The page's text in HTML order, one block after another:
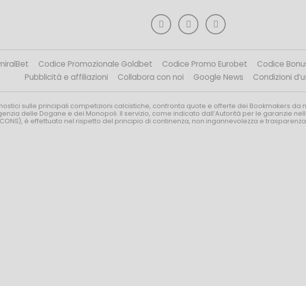
Codice Promozionale Goldbet Codice Promo Eurobet Codice
Pubblicità e affiliazioni
Collabora con noi Google News Condizioni
sulle principali competizioni calcistiche, confronta quote e offerte dei Bookmakers da
delle Dogane e dei Monopoli. Il servizio, come indicato dall’Autorità per le garanzie
è effettuato nel rispetto del principio di continenza, non ingannevolezza e